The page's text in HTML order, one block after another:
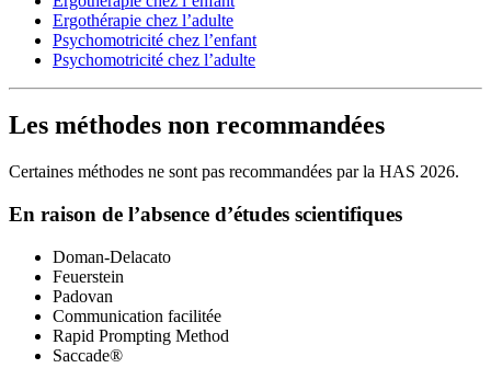
Ergothérapie chez l’adulte
Psychomotricité chez l’enfant
Psychomotricité chez l’adulte
Les méthodes non recommandées
Certaines méthodes ne sont pas recommandées par la HAS 2026.
En raison de l’absence d’études scientifiques
Doman-Delacato
Feuerstein
Padovan
Communication facilitée
Rapid Prompting Method
Saccade®